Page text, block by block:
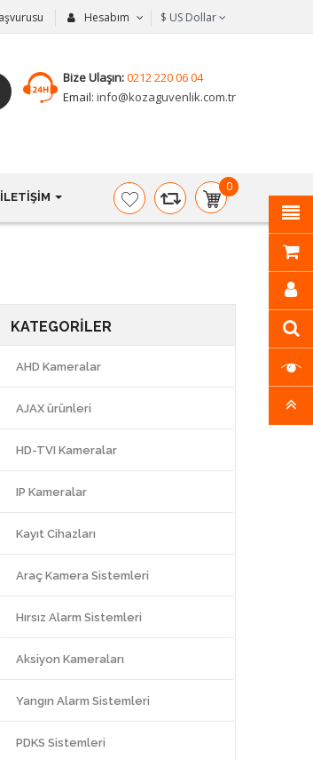
Hesabım $ US Dollar
Bize Ulaşın:0212 220 06 04
Email: info@kozaguvenlik.com.tr
İLETIŞIM
0
item(s)
-
KATEGORILER
AHD Kameralar
AJAX ürünleri
HD-TVI Kameralar
IP Kameralar
Kayıt Cihazları
Araç Kamera Sistemleri
Hırsız Alarm Sistemleri
Aksiyon Kameraları
Yangın Alarm Sistemleri
PDKS Sistemleri